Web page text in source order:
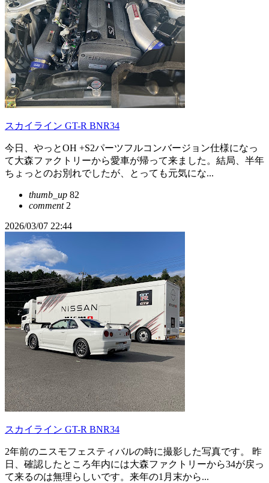
スカイライン GT-R BNR34
今日、やっとOH +S2パーツフルコンバージョン仕様になっ
て大森ファクトリーから愛車が帰って来ました。結局、半年
ちょっとのお別れでしたが、とっても元気にな...
thumb_up 82
comment2
2026/03/07 22:44
スカイライン GT-R BNR34
2年前のニスモフェスティバルの時に撮影した写真です。 昨
日、確認したところ年内には大森ファクトリーから34が戻っ
て来るのは無理らしいです。来年の1月末から...